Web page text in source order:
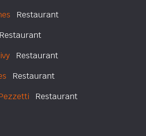
Restaurant
Restaurant
Restaurant
Restaurant